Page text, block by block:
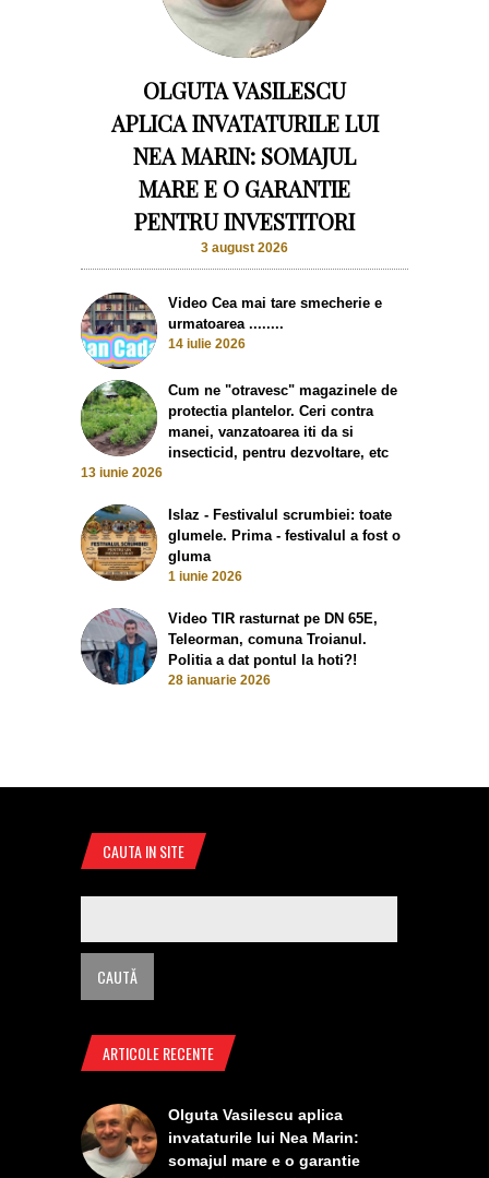
OLGUTA VASILESCU
APLICA INVATATURILE LUI
NEA MARIN: SOMAJUL
MARE E O GARANTIE
PENTRU INVESTITORI
3 august 2026
Video Cea mai tare smecherie e
urmatoarea ........
14 iulie 2026
Cum ne "otravesc" magazinele de
protectia plantelor. Ceri contra
manei, vanzatoarea iti da si
insecticid, pentru dezvoltare, etc
13 iunie 2026
Islaz - Festivalul scrumbiei: toate
glumele. Prima - festivalul a fost o
gluma
1 iunie 2026
Video TIR rasturnat pe DN 65E,
Teleorman, comuna Troianul.
Politia a dat pontul la hoti?!
28 ianuarie 2026
CAUTA IN SITE
ARTICOLE RECENTE
Olguta Vasilescu aplica
invataturile lui Nea Marin:
somajul mare e o garantie